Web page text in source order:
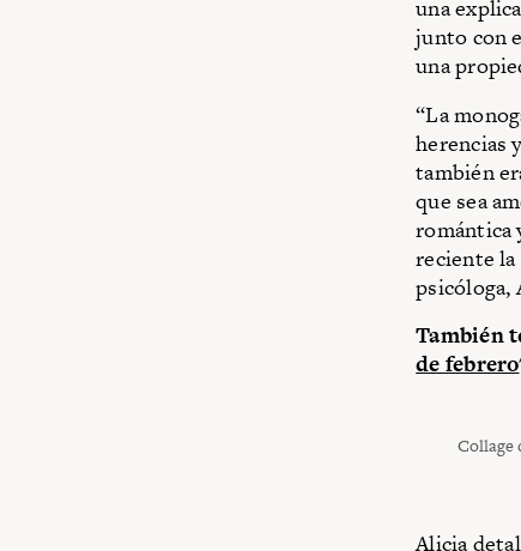
una
junto con
una
“La
herencias
también
que sea
romántica
reciente
psicóloga,
También
de febrero
Collage
Alicia